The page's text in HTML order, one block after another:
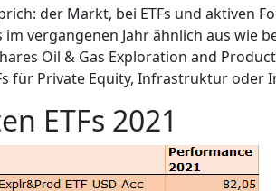
der Markt, bei ETFs und aktiven
im vergangenen Jahr ähnlich aus wie
Oil & Gas Exploration and
für Private Equity, Infrastruktur oder
ETFs 2021